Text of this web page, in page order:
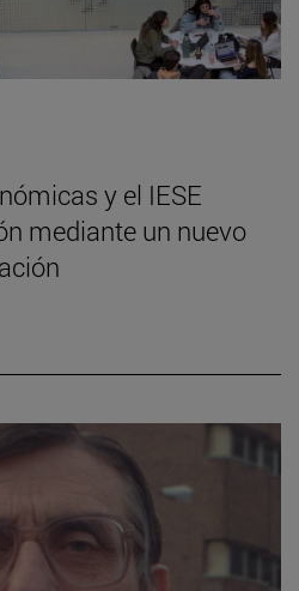
y el IESE
mediante un nuevo